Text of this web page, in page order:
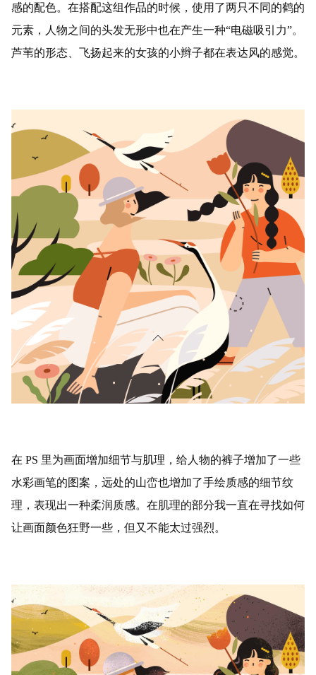
感的配色。在搭配这组作品的时候，使用了两只不同的鹤的
元素，人物之间的头发无形中也在产生一种“电磁吸引力”。
芦苇的形态、飞扬起来的女孩的小辫子都在表达风的感觉。
在 PS 里为画面增加细节与肌理，给人物的裤子增加了一些
水彩画笔的图案，远处的山峦也增加了手绘质感的细节纹
理，表现出一种柔润质感。在肌理的部分我一直在寻找如何
让画面颜色狂野一些，但又不能太过强烈。